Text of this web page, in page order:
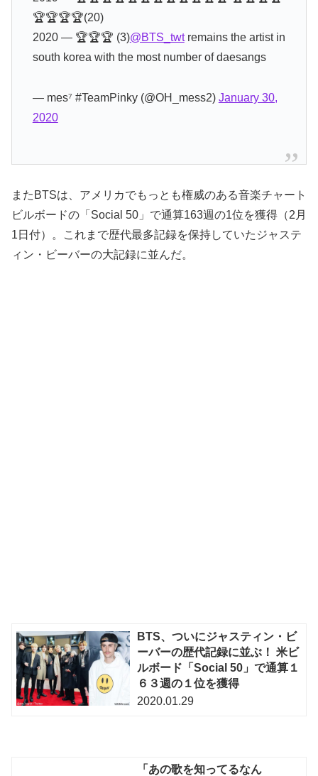
🏆🏆🏆🏆(20)
2020 — 🏆🏆🏆 (3)@BTS_twtremains the artist in
south korea with the most number of daesangs
— mes⁷ #TeamPinky (@OH_mess2) January 30,
2020
またBTSは、アメリカでもっとも権威のある音楽チャート
ビルボードの「Social 50」で通算163週の1位を獲得（2月
1日付）。これまで歴代最多記録を保持していたジャステ
ィン・ビーバーの大記録に並んだ。
BTS、ついにジャスティン・ビ
ーバーの歴代記録に並ぶ！ 米ビ
ルボード「Social 50」で通算１
６３週の１位を獲得
2020.01.29
「あの歌を知ってるなん